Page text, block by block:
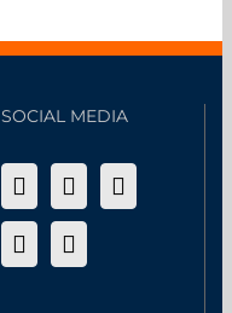
SOCIAL MEDIA